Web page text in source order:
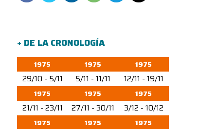
+ DE LA CRONOLOGÍA
1975
29/10 - 5/11
1975
5/11 - 11/11
1975
12/11 - 19/11
1975
21/11 - 23/11
1975
27/11 - 30/11
1975
3/12 - 10/12
1975 1975 1975